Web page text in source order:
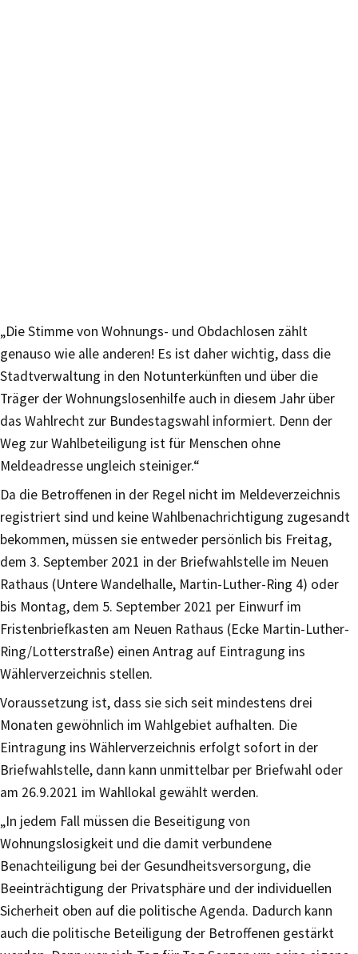
„Die Stimme von Wohnungs- und Obdachlosen zählt
genauso wie alle anderen! Es ist daher wichtig, dass die
Stadtverwaltung in den Notunterkünften und über die
Träger der Wohnungslosenhilfe auch in diesem Jahr über
das Wahlrecht zur Bundestagswahl informiert. Denn der
Weg zur Wahlbeteiligung ist für Menschen ohne
Meldeadresse ungleich steiniger.“
Da die Betroffenen in der Regel nicht im Meldeverzeichnis
registriert sind und keine Wahlbenachrichtigung zugesandt
bekommen, müssen sie entweder persönlich bis Freitag,
dem 3. September 2021 in der Briefwahlstelle im Neuen
Rathaus (Untere Wandelhalle, Martin-Luther-Ring 4) oder
bis Montag, dem 5. September 2021 per Einwurf im
Fristenbriefkasten am Neuen Rathaus (Ecke Martin-Luther-
Ring/Lotterstraße) einen Antrag auf Eintragung ins
Wählerverzeichnis stellen.
Voraussetzung ist, dass sie sich seit mindestens drei
Monaten gewöhnlich im Wahlgebiet aufhalten. Die
Eintragung ins Wählerverzeichnis erfolgt sofort in der
Briefwahlstelle, dann kann unmittelbar per Briefwahl oder
am 26.9.2021 im Wahllokal gewählt werden.
„In jedem Fall müssen die Beseitigung von
Wohnungslosigkeit und die damit verbundene
Benachteiligung bei der Gesundheitsversorgung, die
Beeinträchtigung der Privatsphäre und der individuellen
Sicherheit oben auf die politische Agenda. Dadurch kann
auch die politische Beteiligung der Betroffenen gestärkt